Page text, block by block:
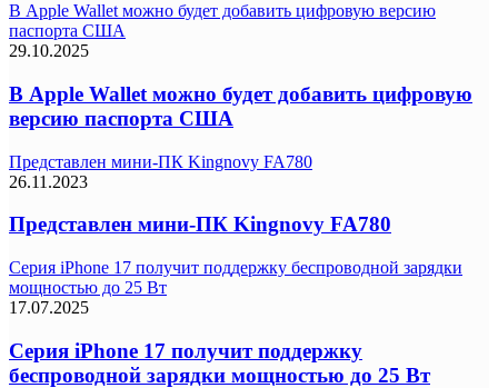
В Apple Wallet можно будет добавить цифровую версию
паспорта США
29.10.2025
В Apple Wallet можно будет добавить цифровую
версию паспорта США
Представлен мини-ПК Kingnovy FA780
26.11.2023
Представлен мини-ПК Kingnovy FA780
Серия iPhone 17 получит поддержку беспроводной зарядки
мощностью до 25 Вт
17.07.2025
Серия iPhone 17 получит поддержку
беспроводной зарядки мощностью до 25 Вт